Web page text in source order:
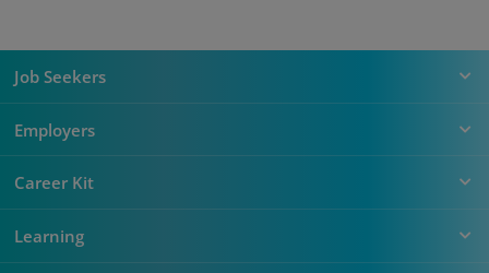
Job Seekers
Employers
Career Kit
Learning